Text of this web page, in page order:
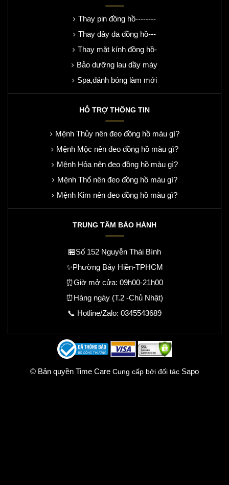
Thay pin đồng hồ--------
Thay dây da đồng hồ---
Thay mặt kính đồng hồ-
Bảo dưỡng lau dầy máy
Spa,đánh bóng làm mới
HỖ TRỢ THÔNG TIN
Mệnh Thủy nên đeo đồng hồ màu gì?
Mệnh Mộc nên đeo đồng hồ màu gì?
Mệnh Hỏa nên đeo đồng hồ màu gì?
Mệnh Thổ nên đeo đồng hồ màu gì?
Mệnh Kim nên đeo đồng hồ màu gì?
TRUNG TÂM BẢO HÀNH
🏪Số 152 Nguyễn Thái Bình
✨Phường Bảy Hiền-TPHCM
⏰Giờ mở cửa: 09h00-21h00
⏰Hàng ngày (T.2 -Chủ Nhật)
📞 Hotline/Zalo: 0345543689
© Bản quyền Time Care Cung cấp bởi đối tác Sapo